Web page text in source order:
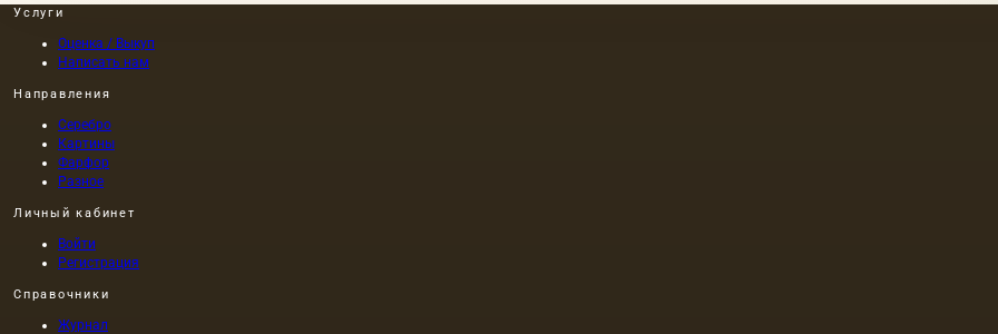
Услуги
Оценка / Выкуп
Написать нам
Направления
Серебро
Картины
Фарфор
Разное
Личный кабинет
Войти
Регистрация
Справочники
Журнал